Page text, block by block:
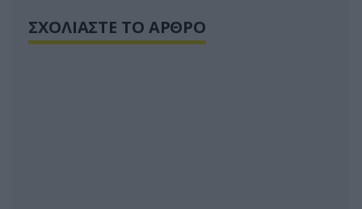
ΣΧΟΛΙΑΣΤΕ ΤΟ ΑΡΘΡΟ